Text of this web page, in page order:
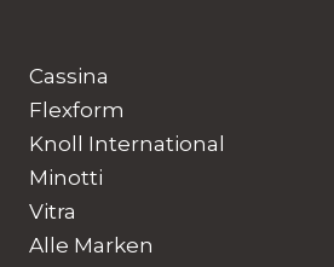
Cassina
Flexform
Knoll International
Minotti
Vitra
Alle Marken